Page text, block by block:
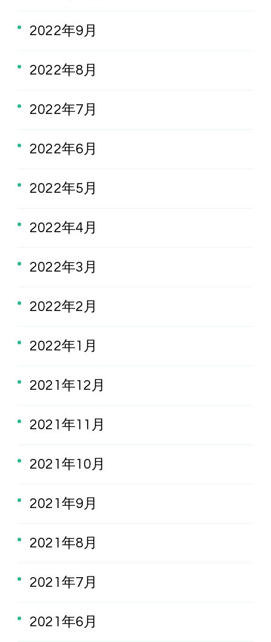
2022年9月
2022年8月
2022年7月
2022年6月
2022年5月
2022年4月
2022年3月
2022年2月
2022年1月
2021年12月
2021年11月
2021年10月
2021年9月
2021年8月
2021年7月
2021年6月